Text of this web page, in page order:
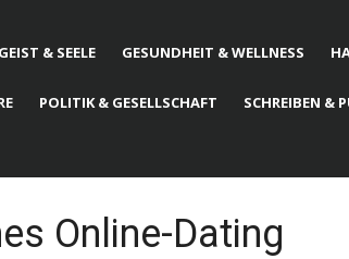
GEIST & SEELE GESUNDHEIT & WELLNESS
POLITIK & GESELLSCHAFT SCHREIBEN &
Online-Dating